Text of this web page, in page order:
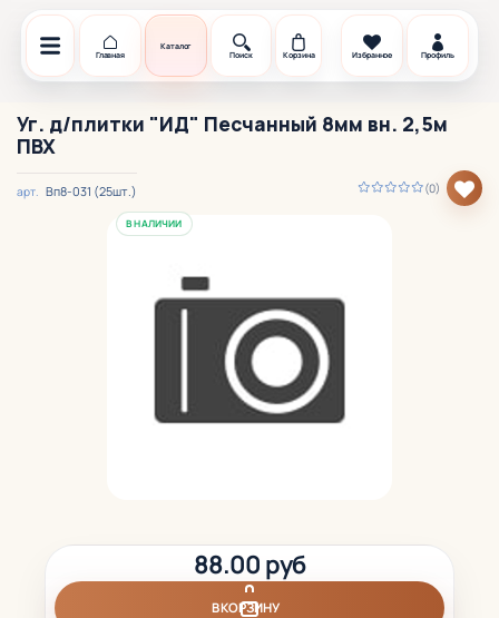
Главная
Каталог
Поиск
Корзина Избранное Профиль
Уг. д/плитки "ИД" Песчанный 8мм вн. 2,5м
ПВХ
(0)
арт. Вп8-031 (25шт.)
В НАЛИЧИИ
88.00 руб
В КОРЗИНУ